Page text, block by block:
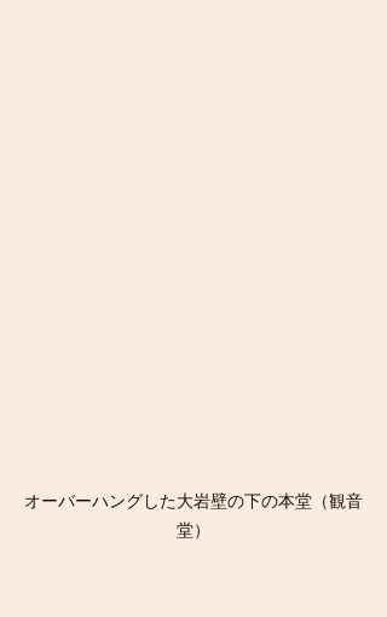
オーバーハングした大岩壁の下の本堂（観音
堂）